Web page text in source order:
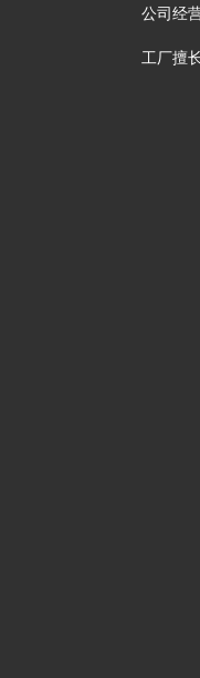
公司经营
工厂擅长